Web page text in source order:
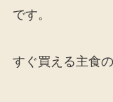
です。
すぐ買える主食